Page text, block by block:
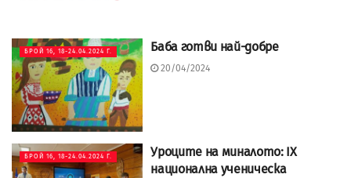
БРОЙ 16, 18-24.04.2024 Г. Баба готви най-добре
20/04/2024
БРОЙ 16, 18-24.04.2024 Г.
Уроците на миналото: IX
национална ученическа